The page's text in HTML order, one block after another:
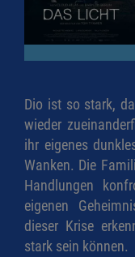
Dio ist so stark,
wieder
ihr eigenes
Wanken. Die
Handlungen
eigenen
dieser Krise
stark sein können.